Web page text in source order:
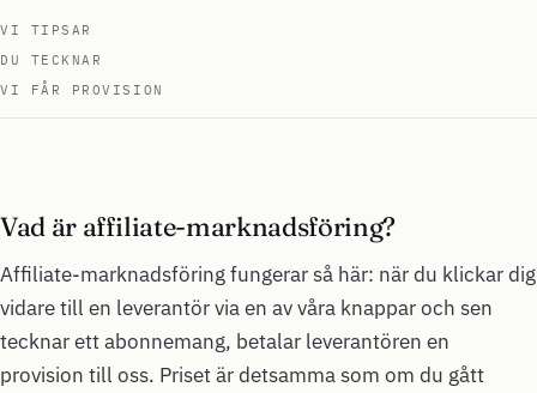
VI TIPSAR
DU TECKNAR
VI FÅR PROVISION
Vad är affiliate-marknadsföring?
Affiliate-marknadsföring fungerar så här: när du klickar dig
vidare till en leverantör via en av våra knappar och sen
tecknar ett abonnemang, betalar leverantören en
provision till oss. Priset är detsamma som om du gått